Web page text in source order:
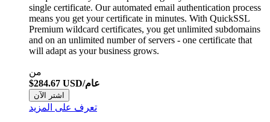
single certificate. Our automated email authentication process
means you get your certificate in minutes. With QuickSSL
Premium wildcard certificates, you get unlimited subdomains
and on an unlimited number of servers - one certificate that
will adapt as your business grows.
من
$284.67 USD/عام
اشتر الآن
تعرف على المزيد